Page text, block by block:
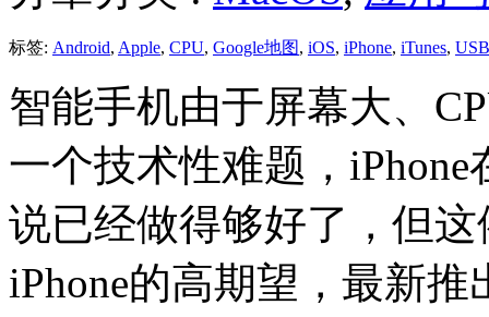
标签: Android, Apple, CPU, Google地图, iOS, iPhone, iTunes, USB
智能手机由于屏幕大、
一个技术性难题，
说已经做得够好了，但
iPhone的高期望，最新